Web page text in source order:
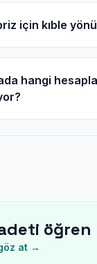
için kıble
hangi
öğren
at →